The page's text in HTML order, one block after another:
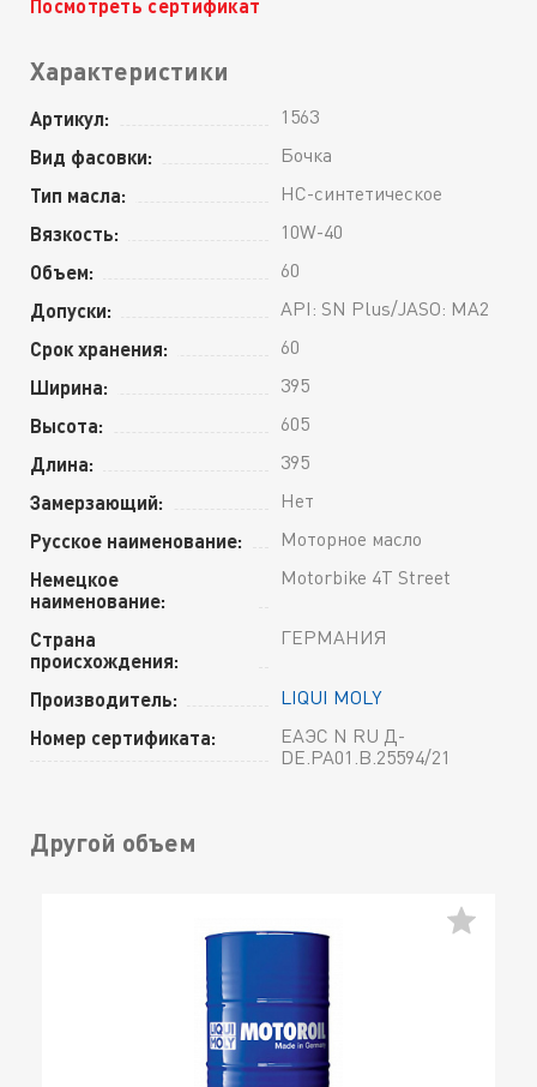
Посмотреть сертификат
Характеристики
Артикул: 1563
Вид фасовки: Бочка
Тип масла: HC-синтетическое
Вязкость: 10W-40
Объем: 60
Допуски: API: SN Plus/JASO: MA2
Срок хранения: 60
Ширина: 395
Высота: 605
Длина: 395
Замерзающий: Нет
Русское наименование: Моторное масло
Немецкое
наименование:
Motorbike 4T Street
Страна
происхождения:
ГЕРМАНИЯ
Производитель: LIQUI MOLY
Номер сертификата:
ЕАЭС N RU Д-
DE.РА01.В.25594/21
Другой объем